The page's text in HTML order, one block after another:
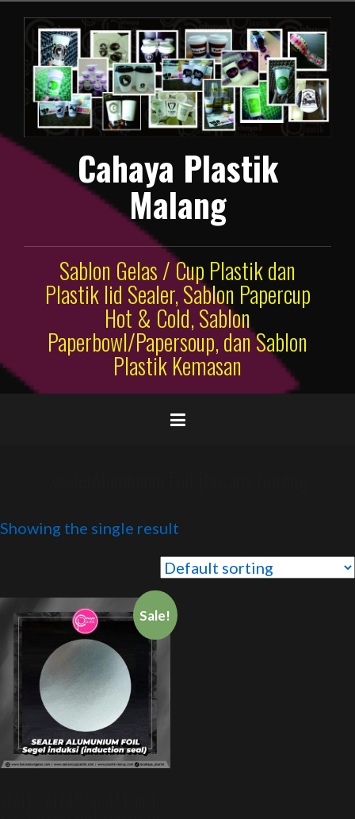
konten
Cahaya Plastik
Malang
Sablon Gelas / Cup Plastik dan
Plastik lid Sealer, Sablon Papercup
Hot & Cold, Sablon
Paperbowl/Papersoup, dan Sablon
Plastik Kemasan
Showing the single result
Sale!